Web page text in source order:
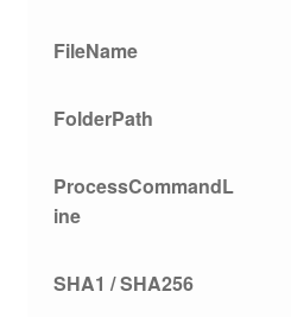
FileName
FolderPath
ProcessCommandL
ine
SHA1 / SHA256